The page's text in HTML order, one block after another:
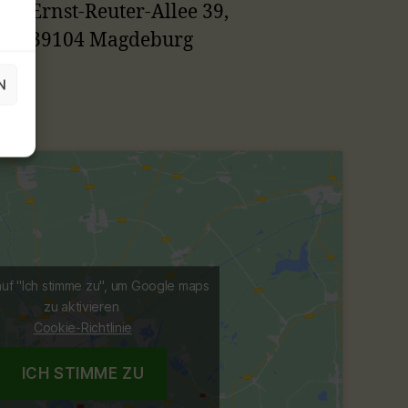
Ernst-Reuter-Allee 39,
39104 Magdeburg
"Ich stimme zu", um Google maps
zu aktivieren
Cookie-Richtlinie
ICH STIMME ZU